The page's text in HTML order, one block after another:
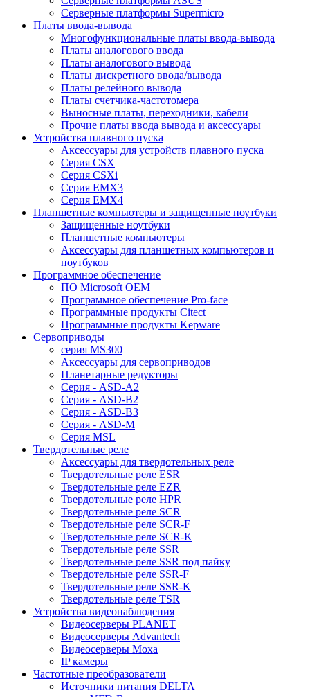
Серверные платформы Supermicro
Платы ввода-вывода
Многофункциональные платы ввода-вывода
Платы аналогового ввода
Платы аналогового вывода
Платы дискретного ввода/вывода
Платы релейного вывода
Платы счетчика-частотомера
Выносные платы, переходники, кабели
Прочие платы ввода вывода и аксессуары
Устройства плавного пуска
Аксессуары для устройств плавного пуска
Серия CSX
Серия CSXi
Серия EMX3
Серия EMX4
Планшетные компьютеры и защищенные ноутбуки
Защищенные ноутбуки
Планшетные компьютеры
Аксессуары для планшетных компьютеров и
ноутбуков
Программное обеспечение
ПО Microsoft OEM
Программное обеспечение Pro-face
Программные продукты Citect
Программные продукты Kepware
Сервоприводы
серия MS300
Аксессуары для сервоприводов
Планетарные редукторы
Серия - ASD-A2
Серия - ASD-B2
Серия - ASD-B3
Серия - ASD-M
Серия MSL
Твердотельные реле
Аксессуары для твердотельных реле
Твердотельные реле ESR
Твердотельные реле EZR
Твердотельные реле HPR
Твердотельные реле SCR
Твердотельные реле SCR-F
Твердотельные реле SCR-K
Твердотельные реле SSR
Твердотельные реле SSR под пайку
Твердотельные реле SSR-F
Твердотельные реле SSR-K
Твердотельные реле TSR
Устройства видеонаблюдения
Видеосерверы PLANET
Видеосерверы Advantech
Видеосерверы Moxa
IP камеры
Частотные преобразователи
Источники питания DELTA